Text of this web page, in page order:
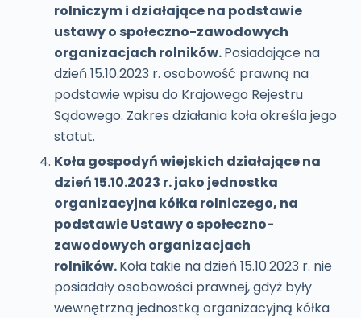
rolniczym i działające na podstawie
ustawy o społeczno-zawodowych
organizacjach rolników.Posiadające na
dzień 15.10.2023 r. osobowość prawną na
podstawie wpisu do Krajowego Rejestru
Sądowego. Zakres działania koła określa jego
statut.
Koła gospodyń wiejskich działające na
dzień 15.10.2023 r. jako jednostka
organizacyjna kółka rolniczego, na
podstawie Ustawy o społeczno-
zawodowych organizacjach
rolników.Koła takie na dzień 15.10.2023 r. nie
posiadały osobowości prawnej, gdyż były
wewnętrzną jednostką organizacyjną kółka